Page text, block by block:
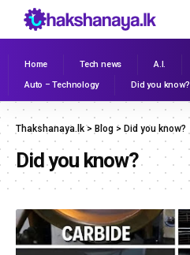
Home Tech news A.I.
Auto – Technology
Did you know?
Thakshanaya.lk> Blog > Did you know?
Did you know?